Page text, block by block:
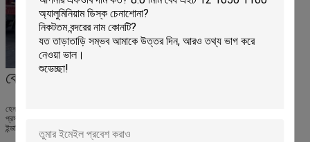
কোম্পানির প্রোফাইল
হেনান হোব মেটাল ম্যাটেরিয়াল কো., লিমিটেড চীনের হেনান প্রদেশের বৃহত্তম অ্যালুমিনিয়াম ওয়েফার
প্রস্তুতকারক।কারখানাটি হেনান প্রদেশের গংগি সিটির হুইগুও টাউন ইন্ডাস্ট্রিয়াল গ্যাদারিং ডিস্ট্রিক্টের ঝংহং
ইন্ডাস্ট্রিয়াল পার্কে অবস্থিত।